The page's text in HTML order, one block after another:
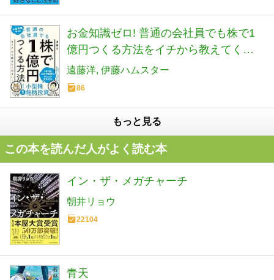
お金知識ゼロ! 普通の会社員でも株で1
億円つくる方法をイチから教えてくだ
さい!
遠藤洋 伊藤ハムスター
86
もっと見る
この本を読んだ人がよく読む本
イン・ザ・メガチャーチ
朝井リョウ
22104
青天